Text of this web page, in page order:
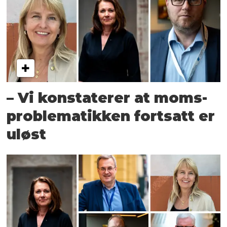
– Vi konstaterer at moms­
problematikken fortsatt er
uløst